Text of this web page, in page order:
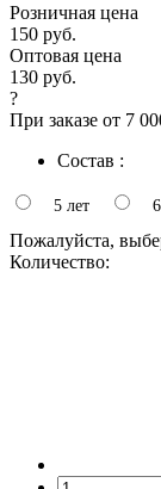
Розничная цена
150 руб.
Оптовая цена
130 руб.
?
При заказе от 7
Состав :
5 лет
Пожалуйста,
Количество: